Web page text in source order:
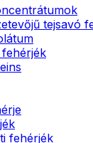
tejsavó
fehérjék